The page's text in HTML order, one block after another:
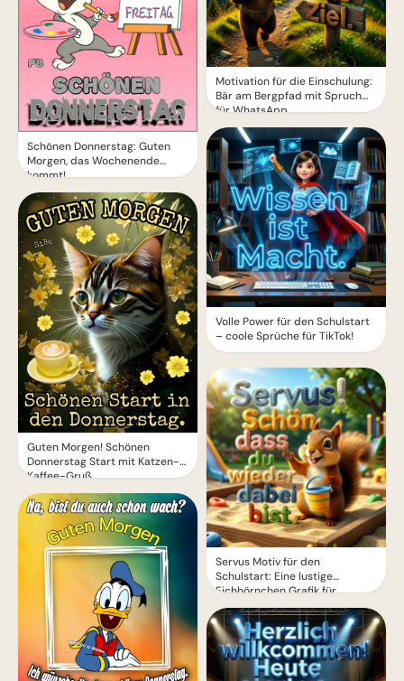
Schönen Donnerstag: Guten
Morgen, das Wochenende
kommt!
Guten Morgen! Schönen
Donnerstag Start mit Katzen-
Kaffee-Gruß
Motivation für die Einschulung:
Bär am Bergpfad mit Spruch
für WhatsApp
Volle Power für den Schulstart
– coole Sprüche für TikTok!
Servus Motiv für den
Schulstart: Eine lustige
Eichhörnchen Grafik für
WhatsApp